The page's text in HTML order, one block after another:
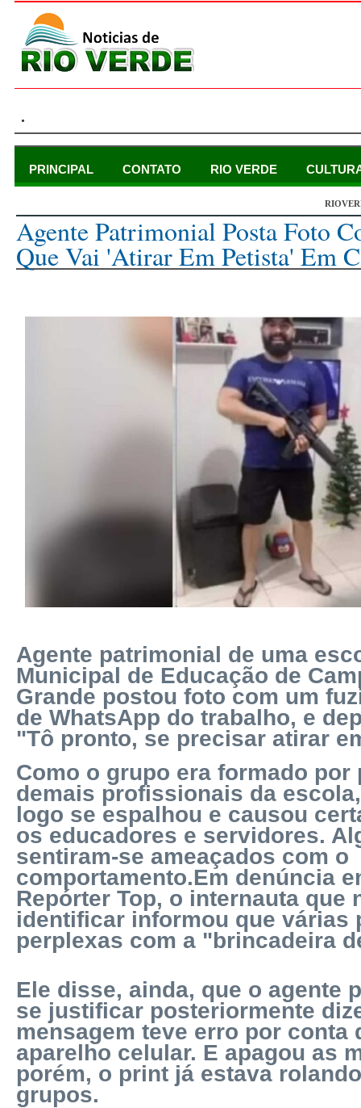
.
PRINCIPAL CONTATO RIO VERDE
Agente Patrimonial Posta Foto
Que Vai 'atirar Em Petista' Em
Agente patrimonial de uma
Municipal de Educação de
Grande postou foto com um
de WhatsApp do trabalho, e
"Tô pronto, se precisar atirar
Como o grupo era formado por
demais profissionais da
logo se espalhou e causou
os educadores e servidores.
sentiram-se ameaçados com o
comportamento.Em denúncia
Repórter Top, o internauta que
identificar informou que várias
perplexas com a "brincadeira
Ele disse, ainda, que o agente
se justificar posteriormente
mensagem teve erro por conta
aparelho celular. E apagou as
porém, o print já estava
grupos.